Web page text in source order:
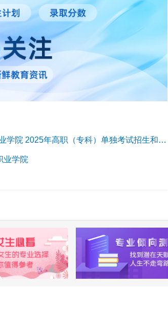
山东交通职业学院 2025年高职（专科）单独考试招生和综合评价招生章程
业学院